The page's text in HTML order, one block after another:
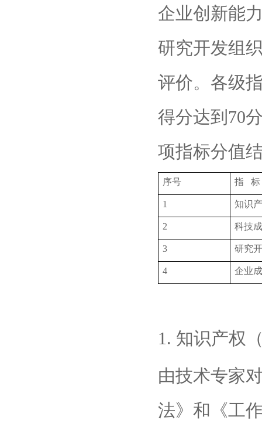
企业创新能
研究开发组
评价。各级
得分达到70
项指标分值
序号 指 标
1 知识
2 科技
3 研究
4 企业
1. 知识产权
由技术专家
法》和《工